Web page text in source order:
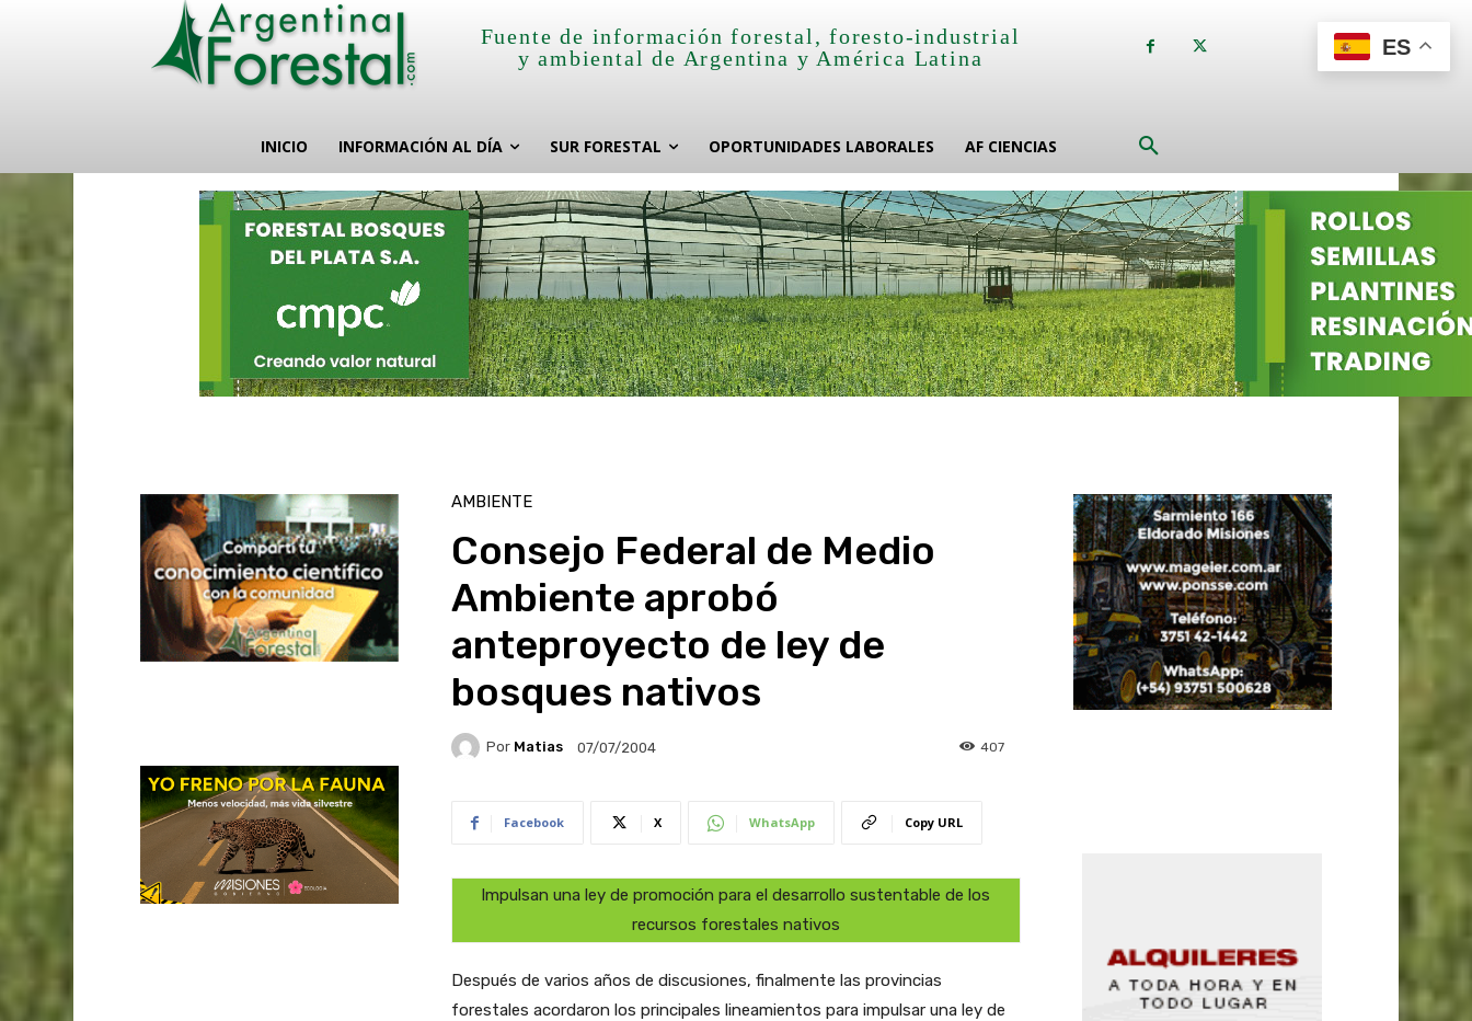
Fuente de información forestal, foresto-industrial
y ambiental de Argentina y América Latina
INICIO INFORMACIÓN AL DÍA SUR FORESTAL OPORTUNIDADES LABORALES AF CIENCIAS
AMBIENTE
Consejo Federal de Medio
Ambiente aprobó
anteproyecto de ley de
bosques nativos
Por Matias 07/07/2004 407
Facebook X WhatsApp Copy URL
Impulsan una ley de promoción para el desarrollo sustentable de los
recursos forestales nativos
Después de varios años de discusiones, finalmente las provincias
forestales acordaron los principales lineamientos para impulsar una ley de
ES